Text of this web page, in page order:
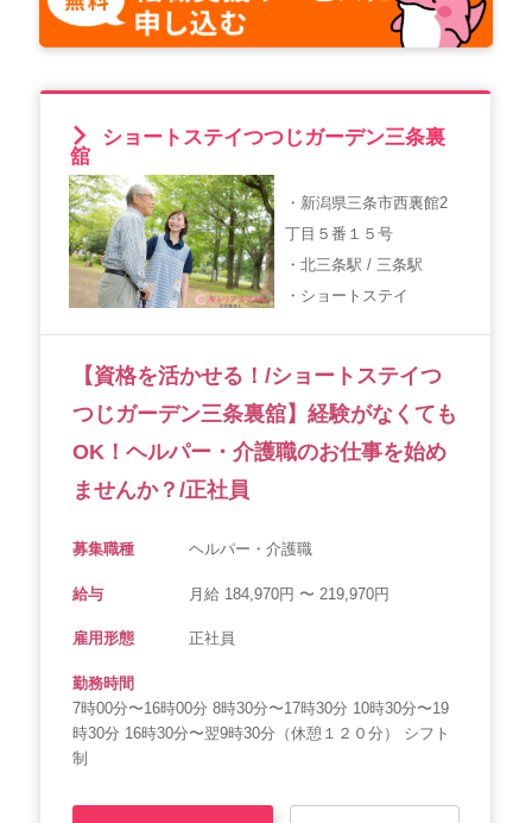
介護・看護のお仕事について
利用者の声
WEB勤怠
支店連絡先一覧
会社概要 個人情報保護方針 利用規約
ショートステイつつじガーデン三条裏
舘
・新潟県三条市西裏館2
丁目５番１５号
・北三条駅 / 三条駅
・ショートステイ
【資格を活かせる！/ショートステイつ
つじガーデン三条裏舘】経験がなくても
OK！ヘルパー・介護職のお仕事を始め
ませんか？/正社員
募集職種 ヘルパー・介護職
給与 月給 184,970円 〜 219,970円
雇用形態 正社員
勤務時間
7時00分〜16時00分 8時30分〜17時30分 10時30分〜19
時30分 16時30分〜翌9時30分（休憩１２０分） シフト
制